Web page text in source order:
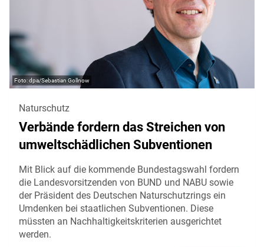
dpa/Sebastian Gollnow
Naturschutz
Verbände fordern das Streichen von
umweltschädlichen Subventionen
Mit Blick auf die kommende Bundestagswahl fordern
die Landesvorsitzenden von BUND und NABU sowie
der Präsident des Deutschen Naturschutzrings ein
Umdenken bei staatlichen Subventionen. Diese
müssten an Nachhaltigkeitskriterien ausgerichtet
werden.